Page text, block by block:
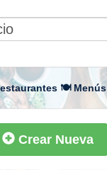
🍽 Menús
Crear Nueva